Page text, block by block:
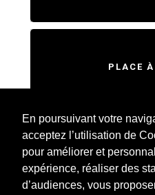
En poursuivant votre
acceptez l’utilisation de
pour améliorer et
expérience, réaliser des
d’audiences, vous
PLACE